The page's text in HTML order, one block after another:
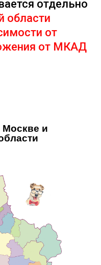
отдельно
области
от
от МКАД
и